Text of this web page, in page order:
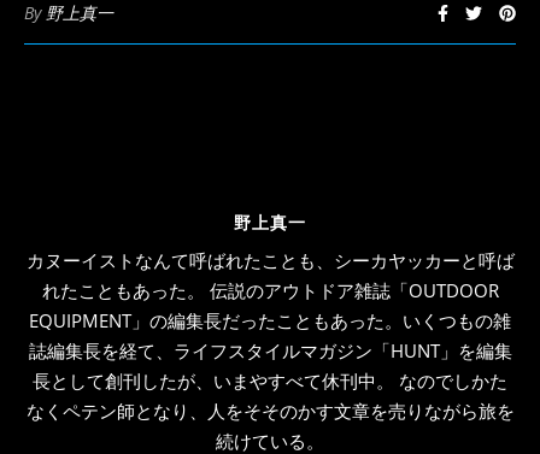
By野上真一
野上真一
カヌーイストなんて呼ばれたことも、シーカヤッカーと呼ば
れたこともあった。 伝説のアウトドア雑誌「OUTDOOR
EQUIPMENT」の編集長だったこともあった。いくつもの雑
誌編集長を経て、ライフスタイルマガジン「HUNT」を編集
長として創刊したが、いまやすべて休刊中。 なのでしかた
なくペテン師となり、人をそそのかす文章を売りながら旅を
続けている。